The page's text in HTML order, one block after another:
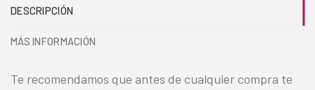
DESCRIPCIÓN
MÁS INFORMACIÓN
Te recomendamos que antes de cualquier compra te